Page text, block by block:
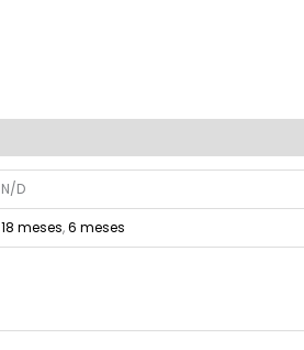
N/D
18 meses,6 meses